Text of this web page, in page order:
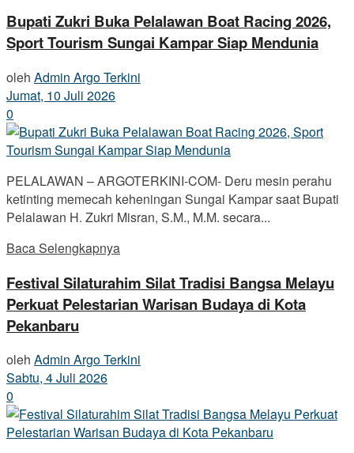
Bupati Zukri Buka Pelalawan Boat Racing 2026,
Sport Tourism Sungai Kampar Siap Mendunia
oleh Admin Argo Terkini
Jumat, 10 Juli 2026
0
PELALAWAN – ARGOTERKINI-COM- Deru mesin perahu
ketinting memecah keheningan Sungai Kampar saat Bupati
Pelalawan H. Zukri Misran, S.M., M.M. secara...
Baca Selengkapnya
Festival Silaturahim Silat Tradisi Bangsa Melayu
Perkuat Pelestarian Warisan Budaya di Kota
Pekanbaru
oleh Admin Argo Terkini
Sabtu, 4 Juli 2026
0